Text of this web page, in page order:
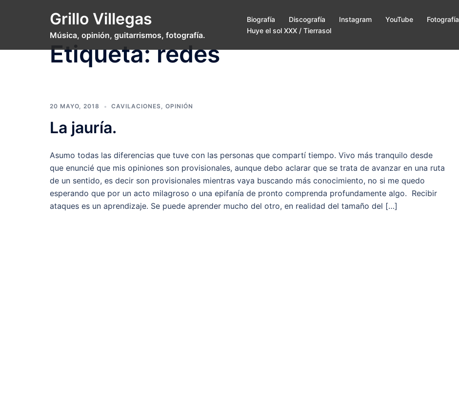
Grillo Villegas
Música, opinión, guitarrismos, fotografía.
Biografía Discografía Instagram YouTube Fotografía
Huye el sol XXX / Tierrasol
Etiqueta:redes
20 MAYO, 2018 CAVILACIONES, OPINIÓN
La jauría.
Asumo todas las diferencias que tuve con las personas que compartí tiempo. Vivo más tranquilo desde
que enuncié que mis opiniones son provisionales, aunque debo aclarar que se trata de avanzar en una ruta
de un sentido, es decir son provisionales mientras vaya buscando más conocimiento, no si me quedo
esperando que por un acto milagroso o una epifanía de pronto comprenda profundamente algo. Recibir
ataques es un aprendizaje. Se puede aprender mucho del otro, en realidad del tamaño del […]